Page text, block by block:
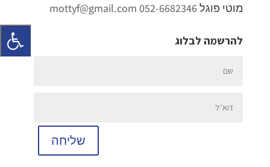
מוטי פוגל052-6682346
mottyf@gmail.com
להרשמה לבלוג
שליחה